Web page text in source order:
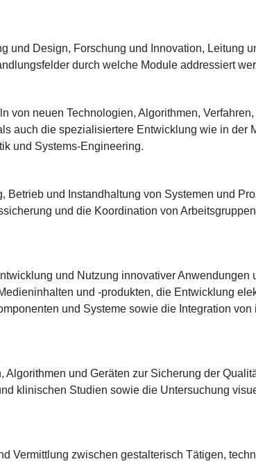
und Design, Forschung und Innovation, Leitung
durch welche Module addressiert
von neuen Technologien, Algorithmen,
auch die spezialisiertere Entwicklung wie in der
und Systems-Engineering.
Betrieb und Instandhaltung von Systemen und
und die Koordination von
und Nutzung innovativer
und -produkten, die Entwicklung
und Systeme sowie die Integration
und Geräten zur Sicherung der
klinischen Studien sowie die Untersuchung
Vermittlung zwischen gestalterisch Tätigen,